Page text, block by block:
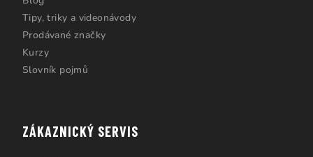
Tipy, triky a videonávody
Prodávané značky
Kurzy
Slovník pojmů
ZÁKAZNICKÝ SERVIS